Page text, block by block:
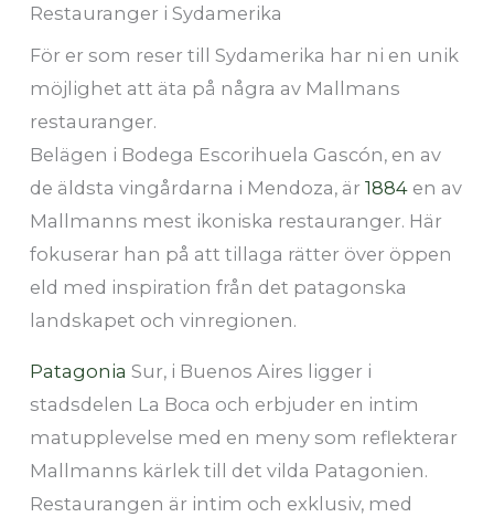
Restauranger i Sydamerika
För er som reser till Sydamerika har ni en unik
möjlighet att äta på några av Mallmans
restauranger.
Belägen i Bodega Escorihuela Gascón, en av
de äldsta vingårdarna i Mendoza, är 1884en av
Mallmanns mest ikoniska restauranger. Här
fokuserar han på att tillaga rätter över öppen
eld med inspiration från det patagonska
landskapet och vinregionen.
Patagonia Sur, i Buenos Aires ligger i
stadsdelen La Boca och erbjuder en intim
matupplevelse med en meny som reflekterar
Mallmanns kärlek till det vilda Patagonien.
Restaurangen är intim och exklusiv, med